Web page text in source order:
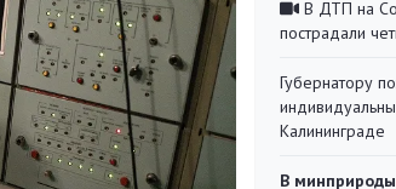
В ДТП на
пострадали
Губернатору
Калининграде
В